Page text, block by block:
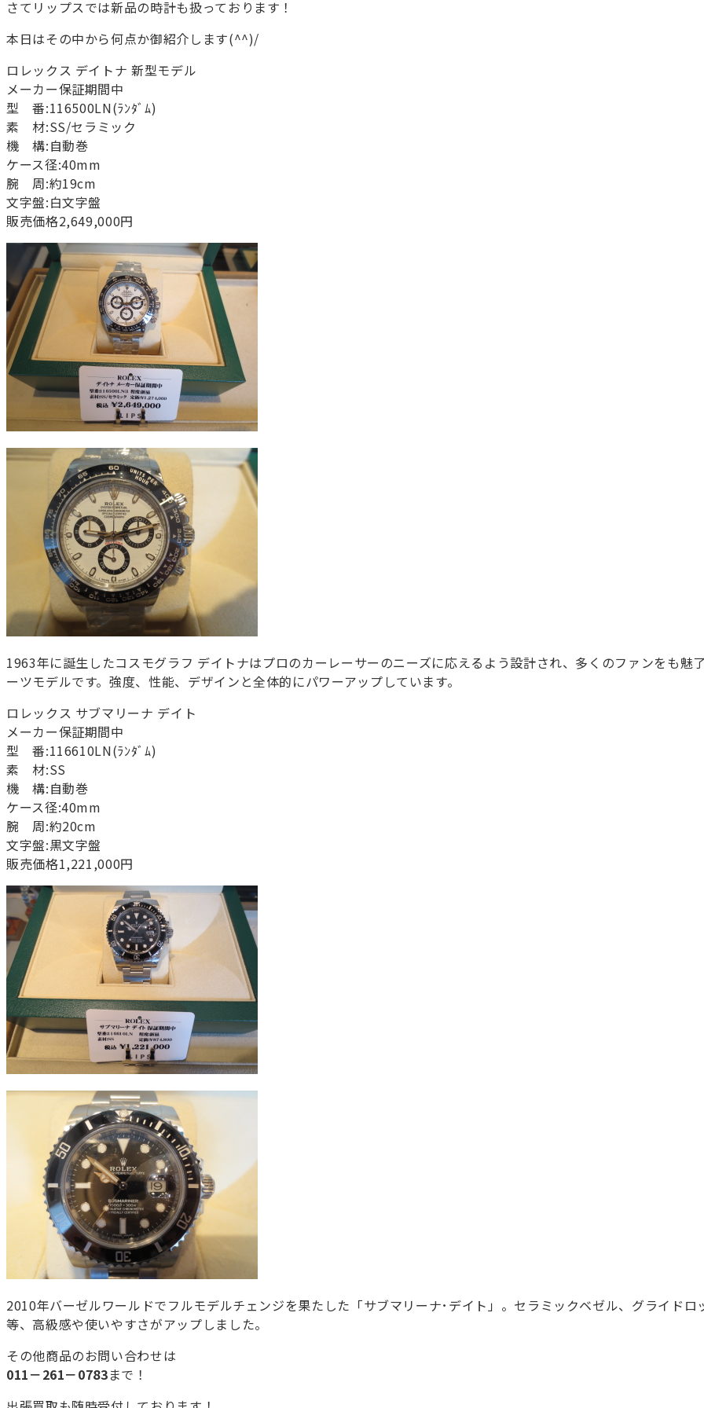
さてリップスでは新品の時計も扱っております！
本日はその中から何点か御紹介します(^^)/
ロレックス デイトナ 新型モデル
メーカー保証期間中
型 番:116500LN(ﾗﾝﾀﾞﾑ)
素 材:SS/セラミック
機 構:自動巻
ケース径:40mm
腕 周:約19cm
文字盤:白文字盤
販売価格2,649,000円
1963年に誕生したコスモグラフ デイトナはプロのカーレーサーのニーズに応えるよう設計され、多くのファンをも魅
ーツモデルです。強度、性能、デザインと全体的にパワーアップしています。
ロレックス サブマリーナ デイト
メーカー保証期間中
型 番:116610LN(ﾗﾝﾀﾞﾑ)
素 材:SS
機 構:自動巻
ケース径:40mm
腕 周:約20cm
文字盤:黒文字盤
販売価格1,221,000円
2010年バーゼルワールドでフルモデルチェンジを果たした「サブマリーナ･デイト」。セラミックベゼル、グライドロ
等、高級感や使いやすさがアップしました。
その他商品のお問い合わせは
011－261－0783まで！